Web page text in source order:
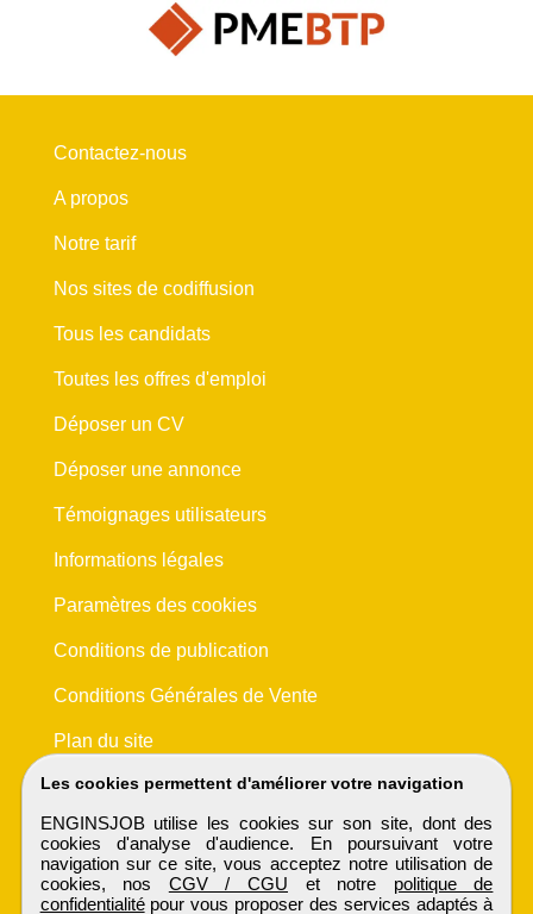
Les cookies permettent d'améliorer votre navigation
ENGINSJOB utilise les cookies sur son site, dont des
cookies d'analyse d'audience. En poursuivant votre
navigation sur ce site, vous acceptez notre utilisation de
cookies, nos CGV / CGU et notre politique de
confidentialitépour vous proposer des services adaptés à
Contactez-nous
A propos
Notre tarif
Nos sites de codiffusion
Tous les candidats
Toutes les offres d'emploi
Déposer un CV
Déposer une annonce
Témoignages utilisateurs
Informations légales
Paramètres des cookies
Conditions de publication
Conditions Générales de Vente
Plan du site